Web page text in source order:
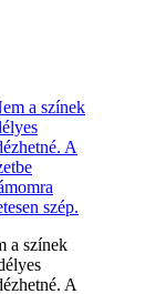
a színek
A